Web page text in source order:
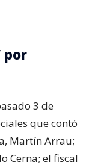
por
3 de
que contó
Martín Arrau;
Cerna; el fiscal